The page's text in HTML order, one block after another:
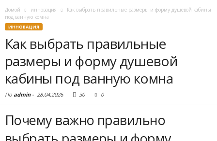
Домой инновация
Как выбрать правильные размеры и форму душевой кабины
под ванную комна
ИННОВАЦИЯ
Как выбрать правильные
размеры и форму душевой
кабины под ванную комна
По admin- 28.04.2026 30 0
Почему важно правильно